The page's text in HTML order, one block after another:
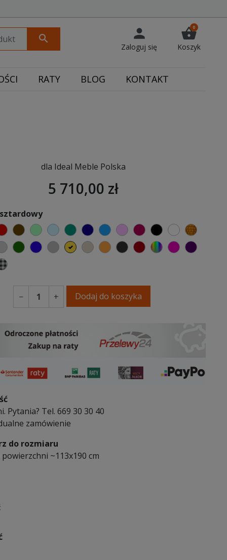
search person
Zaloguj się
shopping_basket
0
Koszyk
RATY BLOG KONTAKT
dla Ideal Meble Polska
5 710,00 zł
czerwonyczekoladowy
miętowybłękitnyturkusowy
granatowy
niebieski
różowymalinowy
czarnybiałyzłoty
szary
jasnoszary
butelkowa zieleń
ciemno niebieski
szarymusztardowy
beżowypomarańczowy
antracytowy
bordowywybór koloru
fuksja
Kratka
− + Dodaj do koszyka
Pytania? Tel. 669 30 30 40
zamówienie
do rozmiaru
~113x190 cm